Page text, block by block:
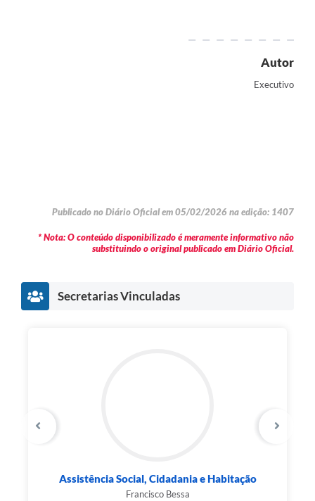
Autor
Executivo
Publicado no Diário Oficial em 05/02/2026 na edição: 1407
* Nota: O conteúdo disponibilizado é meramente informativo não
substituindo o original publicado em Diário Oficial.
Secretarias Vinculadas
Assistência Social, Cidadania e Habitação
Francisco Bessa